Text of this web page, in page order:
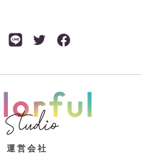
運営会社